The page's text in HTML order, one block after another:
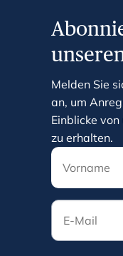
Melden Sie
an, um
Einblicke
zu erhalten.
E-Mail